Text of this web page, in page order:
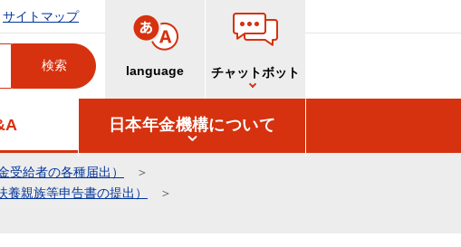
サイトマップ
language チャットボット
日本年金機構について
給者の各種届出）
親族等申告書の提出）